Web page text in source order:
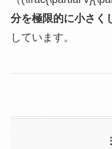
分を極限的に小さく
しています。